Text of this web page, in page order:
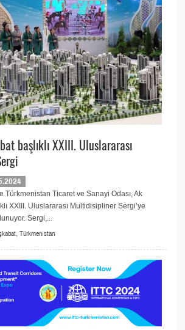
başlıklı XXIII. Uluslararası
Türkmenistan Ticaret ve Sanayi Odası, Ak
XXIII. Uluslararası Multidisipliner Sergi’ye
Sergi,...
Türkmenistan